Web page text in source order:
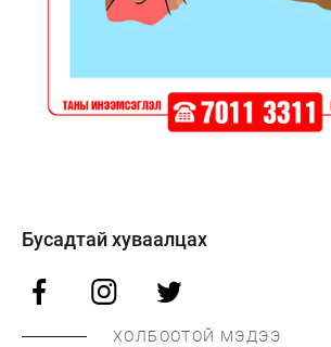
Бусадтай хуваалцах
ХОЛБООТОЙ МЭДЭЭ